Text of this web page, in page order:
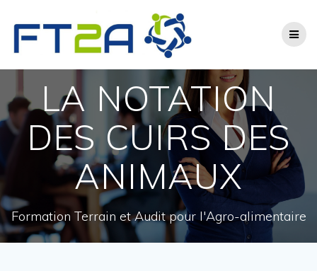
to
content
LA NOTATION
DES CUIRS DES
ANIMAUX
Formation Terrain et Audit pour l'Agro-alimentaire